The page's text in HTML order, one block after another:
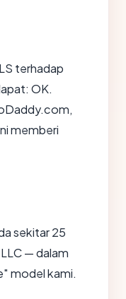
terhadap
OK.
memberi
sekitar 25
— dalam
model kami.